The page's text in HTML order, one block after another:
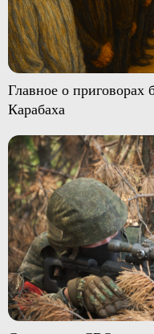
Главное о
Карабаха